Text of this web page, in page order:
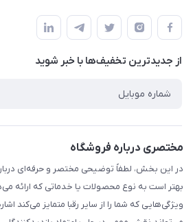
لیست محصولات
درباره ما
قوانین و مقررات
حریم خصوصی
راهنما
از جدید‌ترین تخفیف‌ها با‌ خبر شوید
مختصری درباره فروشگاه
در این بخش، لطفاً توضیحی مختصر و حرفه‌ای
بهتر است به نوع محصولات یا خدماتی که ارائه
ویژگی‌هایی که شما را از سایر رقبا متمایز می‌کند